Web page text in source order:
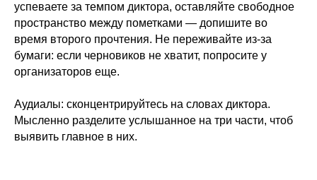
успеваете за темпом диктора, оставляйте свободное
пространство между пометками — допишите во
время второго прочтения. Не переживайте из-за
бумаги: если черновиков не хватит, попросите у
организаторов еще.
Аудиалы: сконцентрируйтесь на словах диктора.
Мысленно разделите услышанное на три части, чтоб
выявить главное в них.